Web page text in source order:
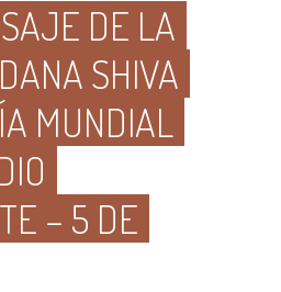
DE LA
SHIVA
MUNDIAL
– 5 DE